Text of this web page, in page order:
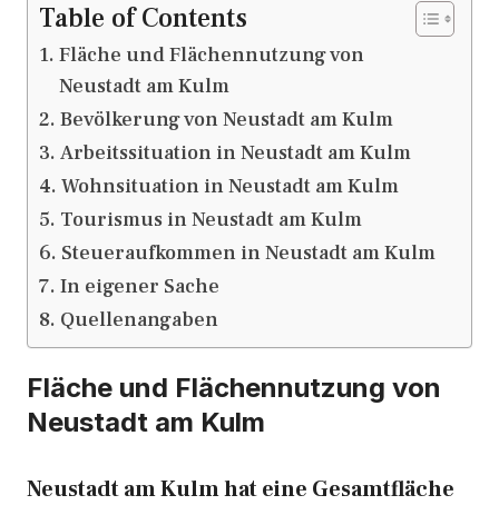
Table of Contents
Fläche und Flächennutzung von
Neustadt am Kulm
Bevölkerung von Neustadt am Kulm
Arbeitssituation in Neustadt am Kulm
Wohnsituation in Neustadt am Kulm
Tourismus in Neustadt am Kulm
Steueraufkommen in Neustadt am Kulm
In eigener Sache
Quellenangaben
Fläche und Flächennutzung von
Neustadt am Kulm
Neustadt am Kulm hat eine Gesamtfläche